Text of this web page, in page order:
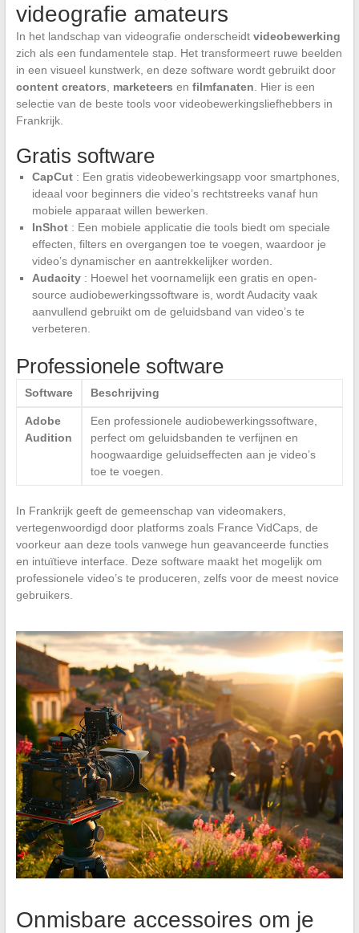
videografie amateurs
In het landschap van videografie onderscheidt videobewerking
zich als een fundamentele stap. Het transformeert ruwe beelden
in een visueel kunstwerk, en deze software wordt gebruikt door
content creators
marketeers en filmfanaten . Hier is een
selectie van de beste tools voor videobewerkingsliefhebbers in
Frankrijk.
Gratis software
CapCut: Een gratis videobewerkingsapp voor smartphones,
ideaal voor beginners die video’s rechtstreeks vanaf hun
mobiele apparaat willen bewerken.
InShot: Een mobiele applicatie die tools biedt om speciale
effecten, filters en overgangen toe te voegen, waardoor je
video’s dynamischer en aantrekkelijker worden.
Audacity: Hoewel het voornamelijk een gratis en open-
source audiobewerkingssoftware is, wordt Audacity vaak
aanvullend gebruikt om de geluidsband van video’s te
verbeteren.
Professionele software
Software Beschrijving
Adobe
Audition
Een professionele audiobewerkingssoftware,
perfect om geluidsbanden te verfijnen en
hoogwaardige geluidseffecten aan je video’s
toe te voegen.
In Frankrijk geeft de gemeenschap van videomakers,
vertegenwoordigd door platforms zoals France VidCaps, de
voorkeur aan deze tools vanwege hun geavanceerde functies
en intuïtieve interface. Deze software maakt het mogelijk om
professionele video’s te produceren, zelfs voor de meest novice
gebruikers.
Onmisbare accessoires om je